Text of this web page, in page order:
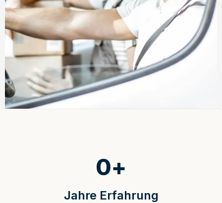
Jahre Erfahrung
0+